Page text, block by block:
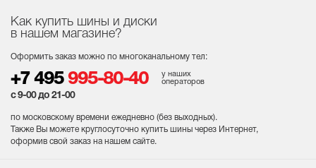
Как купить шины и диски
в нашем магазине?
Оформить заказ можно по многоканальному тел:
+7 495 995-80-40
у наших
операторов
с 9-00 до 21-00
по московскому времени ежедневно (без выходных).
Также Вы можете круглосуточно купить шины через Интернет,
оформив свой заказ на нашем сайте.